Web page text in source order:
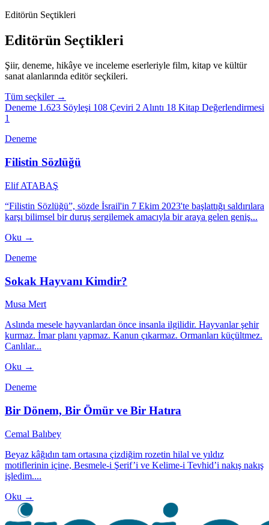
Editörün Seçtikleri
Editörün Seçtikleri
Şiir, deneme, hikâye ve inceleme eserleriyle film, kitap ve kültür
sanat alanlarında editör seçkileri.
Tüm seçkiler →
Deneme 1.623 Söyleşi 108 Çeviri 2Alıntı 18 Kitap Değerlendirmesi
1
Deneme
Filistin Sözlüğü
Elif ATABAŞ
“Filistin Sözlüğü”, sözde İsrail'in 7 Ekim 2023'te başlattığı saldırılara
karşı bilimsel bir duruş sergilemek amacıyla bir araya gelen geniş...
Oku →
Deneme
Sokak Hayvanı Kimdir?
Musa Mert
Aslında mesele hayvanlardan önce insanla ilgilidir. Hayvanlar şehir
kurmaz. İmar planı yapmaz. Kanun çıkarmaz. Ormanları küçültmez.
Canlılar...
Oku →
Deneme
Bir Dönem, Bir Ömür ve Bir Hatıra
Cemal Balıbey
Beyaz kâğıdın tam ortasına çizdiğim rozetin hilal ve yıldız
motiflerinin içine, Besmele-i Şerif’i ve Kelime-i Tevhid’i nakış nakış
işledim....
Oku →